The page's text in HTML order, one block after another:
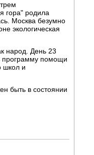
гора" родила
Москва безумно
экологическая
народ. День 23
программу помощи
школ и
быть в состоянии